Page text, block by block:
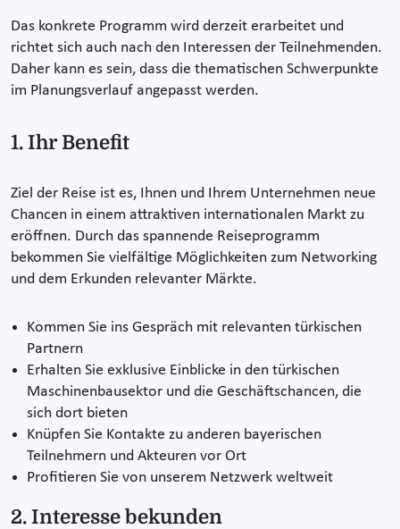
Das konkrete Programm wird derzeit erarbeitet und
richtet sich auch nach den Interessen der Teilnehmenden.
Daher kann es sein, dass die thematischen Schwerpunkte
im Planungsverlauf angepasst werden.
1. Ihr Benefit
Ziel der Reise ist es, Ihnen und Ihrem Unternehmen neue
Chancen in einem attraktiven internationalen Markt zu
eröffnen. Durch das spannende Reiseprogramm
bekommen Sie vielfältige Möglichkeiten zum Networking
und dem Erkunden relevanter Märkte.
Kommen Sie ins Gespräch mit relevanten türkischen
Partnern
Erhalten Sie exklusive Einblicke in den türkischen
Maschinenbausektor und die Geschäftschancen, die
sich dort bieten
Knüpfen Sie Kontakte zu anderen bayerischen
Teilnehmern und Akteuren vor Ort
Profitieren Sie von unserem Netzwerk weltweit
2. Interesse bekunden